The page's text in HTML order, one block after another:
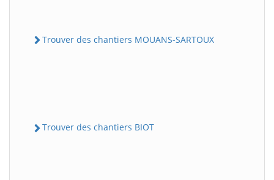
Trouver des chantiers MOUANS-SARTOUX
Trouver des chantiers BIOT